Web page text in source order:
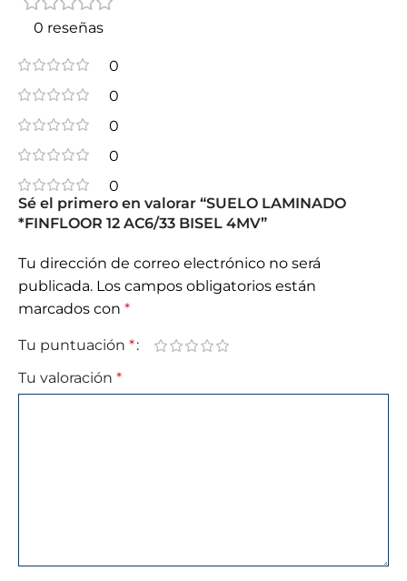
0 reseñas
0
0
0
0
0
Sé el primero en valorar “SUELO LAMINADO
*FINFLOOR 12 AC6/33 BISEL 4MV”
Tu dirección de correo electrónico no será
publicada. Los campos obligatorios están
marcados con *
Tu puntuación *
Tu valoración *